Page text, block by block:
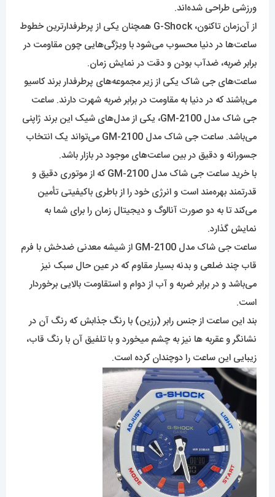
ورزشی طراحی شده‌اند.
از آن‌زمان تاکنون، G-Shock همچنان یکی از پرطرفدارترین خطوط
ساعت‌ها در دنیا محسوب می‌شود با ویژگی‌هایی چون مقاومت در
برابر ضربه، ضدآب بودن و دقت در نمایش زمان.
ساعت‌‌های جی شاک یکی از زیر مجموعه‌‌های پرطرفدار برند کاسیو
می‌باشند که در دنیا به مقاومت در برابر ضربه شهرت دارند. ساعت
جی شاک مدل GM-2100، یکی از مدل‌های شیک این برند ژاپنی
می‌باشد. ساعت جی شاک مدل GM-2100 می‌تواند یک انتخاب
جسورانه و دقیق در بین ساعت‌های موجود در بازار باشد.
با خرید ساعت جی شاک مدل GM-2100 که از موتوری دقیق و
قدرتمند بهره‌مند است و انرژی خود را از باطری باکیفیتی تأمین
می‌کند تا به دو صورت آنالوگ و دیجیتال زمان را برای شما به
نمایش گذارد.
ساعت جی شاک مدل GM-2100 از شیشه معدنی ضدخش با فرم
قاب چند ضلعی و بدنه بسیار مقاوم که در عین حال سبک نیز
می‌باشد و در برابر ضربه و آب از دوام و استقاومت بالایی برخوردار
است.
بند این ساعت از جنس رابر (رزین) با رنگ جذابش که رنگ آن در
نشانگر و عقربه ها نیز به چشم میخورد و با تلفیق آن با رنگ قاب،
زیبایی این ساعت را دوچندان کرده است.